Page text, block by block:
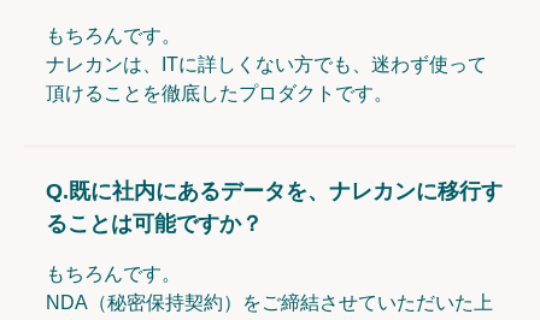
もちろんです。
ナレカンは、ITに詳しくない方でも、迷わず使って
頂けることを徹底したプロダクトです。
Q.既に社内にあるデータを、ナレカンに移行す
ることは可能ですか？
もちろんです。
NDA（秘密保持契約）をご締結させていただいた上